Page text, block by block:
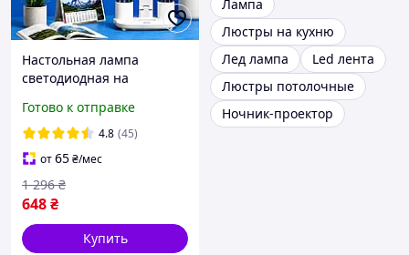
Настольная лампа
светодиодная на
вентилятором часами
термометром для
обучения чтения работы
маникюра
Готово к отправке
4.8 (45)
от65₴/мес
648₴
1 296 ₴
Купить
Лампа
Люстры на кухню
Лед лампа
Led лента
Люстры потолочные
Ночник-проектор